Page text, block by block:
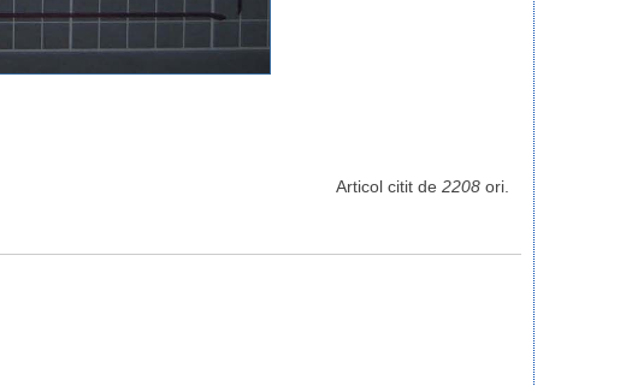
Articol citit de 2208 ori.